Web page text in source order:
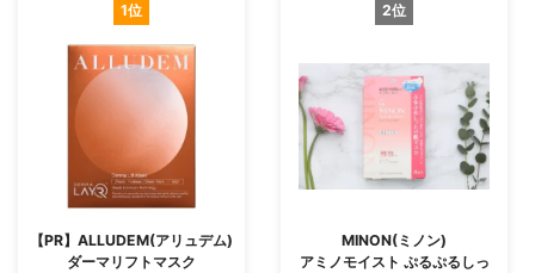
1位
【PR】ALLUDEM(アリュデム)
ダーマリフトマスク
2位
MINON(ミノン)
アミノモイスト ぷるぷるしっ